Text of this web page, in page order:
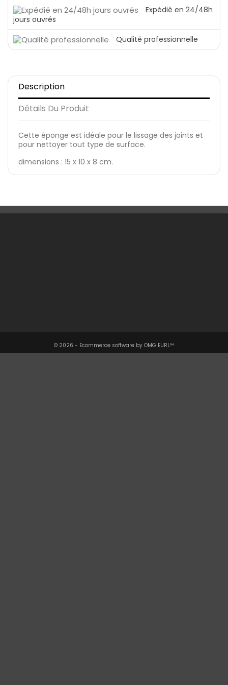
Expédié en 24/48h
jours ouvrés
Qualité professionnelle
Description
Détails Du Produit
Cette éponge est idéale pour le lissage des joints et
pour nettoyer tout type de surface.
dimensions : 15 x 10 x 8 cm.
© 2026 - Ecommerce software by OMG EURL™